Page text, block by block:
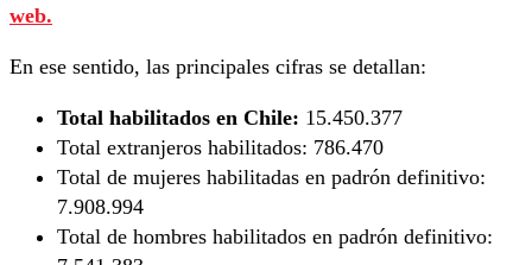
web.
En ese sentido, las principales cifras se detallan:
Total habilitados en Chile: 15.450.377
Total extranjeros habilitados: 786.470
Total de mujeres habilitadas en padrón definitivo:
7.908.994
Total de hombres habilitados en padrón definitivo: